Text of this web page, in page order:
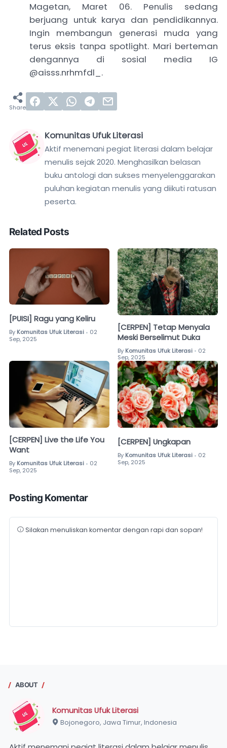
Magetan, Maret 06. Penulis sedang
berjuang untuk karya dan pendidikannya.
Ingin membangun generasi muda yang
terus eksis tanpa spotlight. Mari berteman
dengannya di sosial media IG
@aisss.nrhmfdl_.
Komunitas Ufuk Literasi
Aktif menemani pegiat literasi dalam belajar
menulis sejak 2020. Menghasilkan belasan
buku antologi dan sukses menyelenggarakan
puluhan kegiatan menulis yang diikuti ratusan
peserta.
Related Posts
[PUISI] Ragu yang Keliru
By Komunitas Ufuk Literasi • 02
Sep, 2025
[CERPEN] Tetap Menyala
Meski Berselimut Duka
By Komunitas Ufuk Literasi • 02
Sep, 2025
[CERPEN] Live the Life You
Want
By Komunitas Ufuk Literasi • 02
Sep, 2025
[CERPEN] Ungkapan
By Komunitas Ufuk Literasi • 02
Sep, 2025
Posting Komentar
Silakan menuliskan komentar dengan rapi dan sopan!
ABOUT
Komunitas Ufuk Literasi
Bojonegoro, Jawa Timur, Indonesia